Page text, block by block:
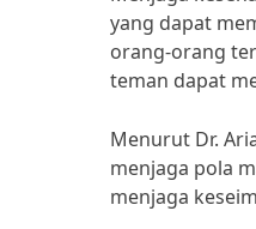
yang dapat
orang-orang
teman dapat
Menurut Dr.
menjaga pola
menjaga